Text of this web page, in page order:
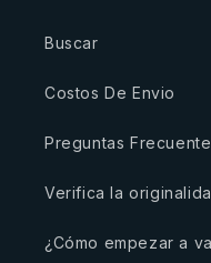
Buscar
Costos De Envio
Preguntas
Verifica la
¿Cómo empezar a